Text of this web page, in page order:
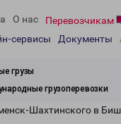
О нас Перевозчикам
сервисы
Документы
грузы
грузоперевозки
Шахтинского в